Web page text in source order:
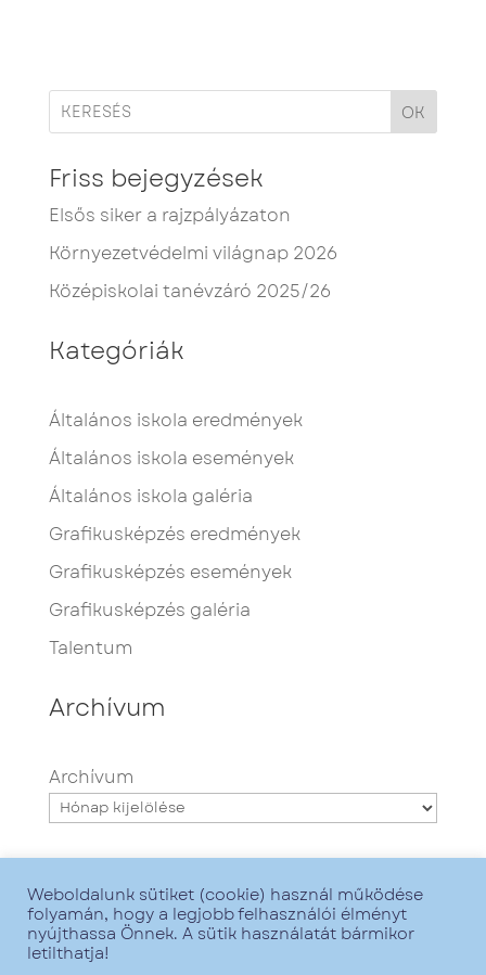
OK
Friss bejegyzések
Elsős siker a rajzpályázaton
Környezetvédelmi világnap 2026
Középiskolai tanévzáró 2025/26
Kategóriák
Általános iskola eredmények
Általános iskola események
Általános iskola galéria
Grafikusképzés eredmények
Grafikusképzés események
Grafikusképzés galéria
Talentum
Archívum
Archívum
Minden jog fenntartva - Talentum iskola -
Weboldalunk sütiket (cookie) használ működése
folyamán, hogy a legjobb felhasználói élményt
nyújthassa Önnek. A sütik használatát bármikor
letilthatja!